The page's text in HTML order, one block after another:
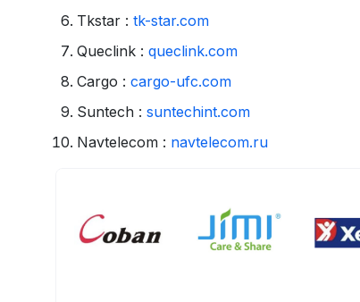
Tkstar : tk-star.com
Queclink : queclink.com
Cargo : cargo-ufc.com
Suntech : suntechint.com
Navtelecom : navtelecom.ru